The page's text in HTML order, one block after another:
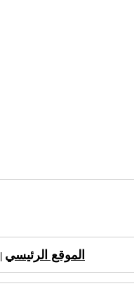
الموقع الرئيسي